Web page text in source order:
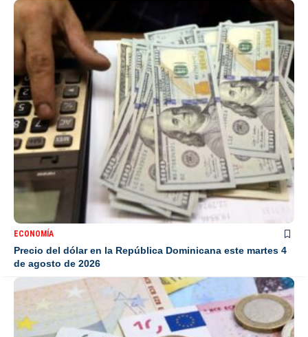
ECONOMÍA
Precio del dólar en la República Dominicana este martes 4
de agosto de 2026